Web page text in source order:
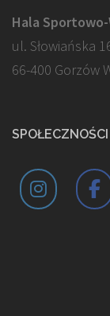
Hala
ul. Słowiańska
66-400 Gorzów
SPOŁECZNOŚCI